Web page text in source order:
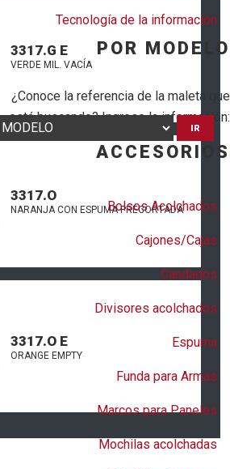
Tecnología de la información
POR MODELO
¿Conoce la referencia de la maleta que
está buscando? Ingrese la información:
IR
ACCESORIOS
Bolsos Acolchados
Cajones/Cajas
Candados
Divisores acolchados
Espuma
Funda para Armas
Marcos para Paneles
Mochilas acolchadas
3317.G E
VERDE MIL. VACÍA
3317.O
NARANJA CON ESPUMA PRECORTADA
3317.O E
ORANGE EMPTY